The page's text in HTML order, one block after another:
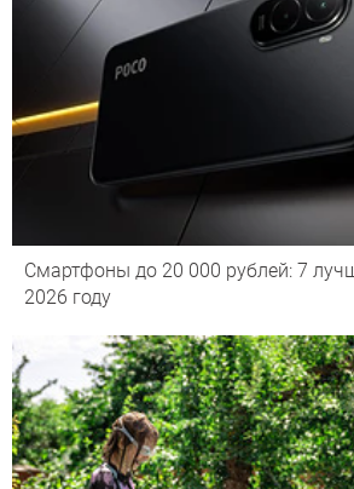
Смартфоны до 20 000 рублей: 7
2026 году